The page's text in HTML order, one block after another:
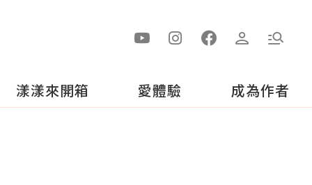
漾漾來開箱 愛體驗 成為作者